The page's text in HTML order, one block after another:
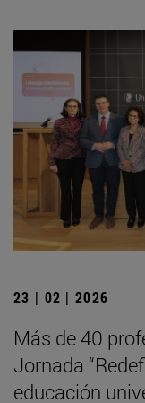
23 | 02 | 2026
Más de 40
Jornada
educación